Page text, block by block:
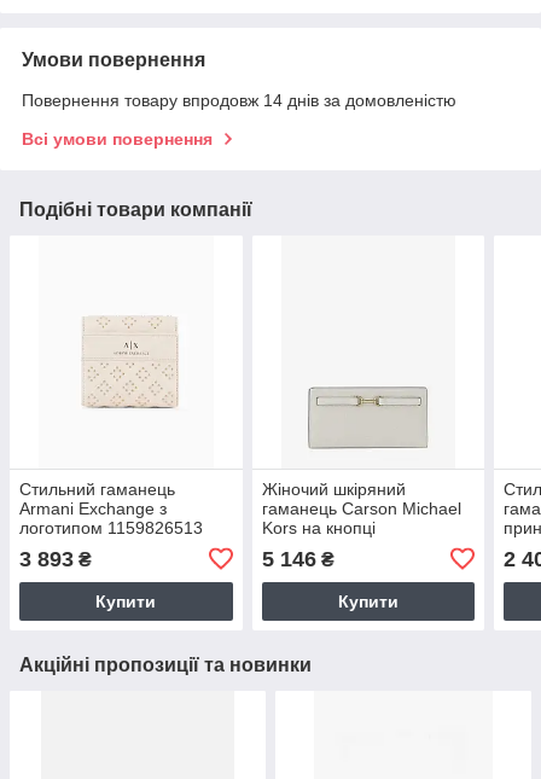
Умови повернення
Повернення товару впродовж 14 днів за домовленістю
Всі умови повернення
Подібні товари компанії
Стильний гаманець
Armani Exchange з
логотипом 1159826513
3 893 ₴
Купити
Жіночий шкіряний
гаманець Carson Michael
Kors на кнопці
One size)
5 146₴
Купити
2
Акційні пропозиції та новинки